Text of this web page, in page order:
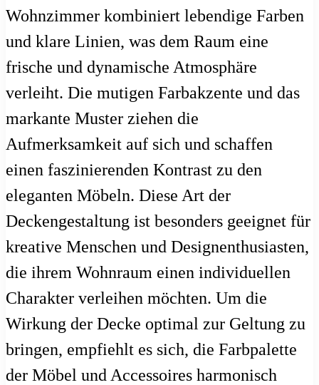
Wohnzimmer kombiniert lebendige Farben
und klare Linien, was dem Raum eine
frische und dynamische Atmosphäre
verleiht. Die mutigen Farbakzente und das
markante Muster ziehen die
Aufmerksamkeit auf sich und schaffen
einen faszinierenden Kontrast zu den
eleganten Möbeln. Diese Art der
Deckengestaltung ist besonders geeignet für
kreative Menschen und Designenthusiasten,
die ihrem Wohnraum einen individuellen
Charakter verleihen möchten. Um die
Wirkung der Decke optimal zur Geltung zu
bringen, empfiehlt es sich, die Farbpalette
der Möbel und Accessoires harmonisch